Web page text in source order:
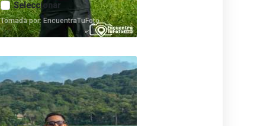
Seleccionar
Tomada por: EncuentraTuFoto